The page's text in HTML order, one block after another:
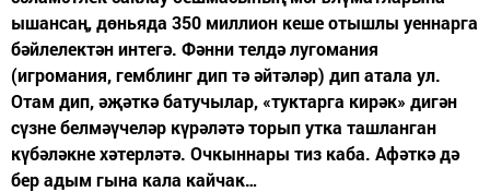
ышансаң, дөньяда 350 миллион кеше отышлы уеннарга
бәйлелектән интегә. Фәнни телдә лугомания
(игромания, гемблинг дип тә әйтәләр) дип атала ул.
Отам дип, әҗәткә батучылар, «туктарга кирәк» дигән
сүзне белмәүчеләр күрәләтә торып утка ташланган
күбәләкне хәтерләтә. Очкыннары тиз каба. Афәткә дә
бер адым гына кала кайчак…